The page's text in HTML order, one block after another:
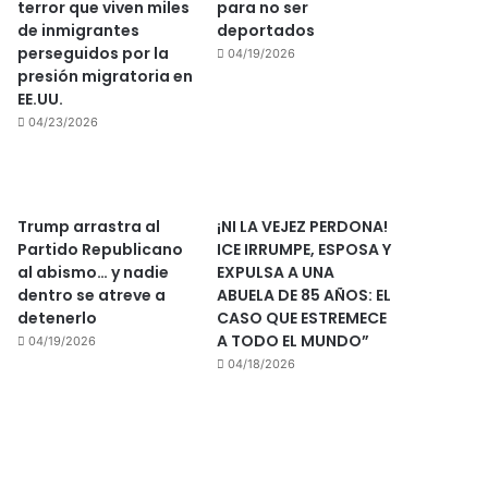
terror que viven miles
de inmigrantes
perseguidos por la
presión migratoria en
EE.UU.
04/23/2026
para no ser
deportados
04/19/2026
Trump arrastra al
Partido Republicano
al abismo… y nadie
dentro se atreve a
detenerlo
04/19/2026
¡NI LA VEJEZ PERDONA!
ICE IRRUMPE, ESPOSA Y
EXPULSA A UNA
ABUELA DE 85 AÑOS: EL
CASO QUE ESTREMECE
A TODO EL MUNDO”
04/18/2026